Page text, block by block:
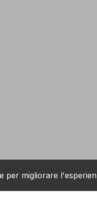
support_agent
per migliorare